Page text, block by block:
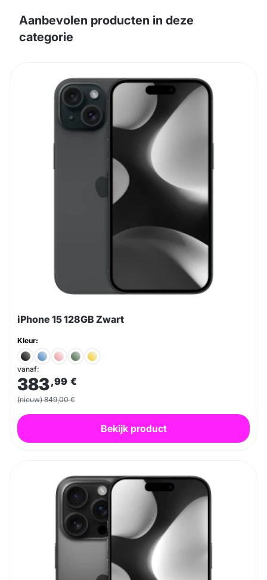
Aanbevolen producten in deze
categorie
iPhone 15 128GB Zwart
Kleur:
vanaf:
383,99 €
(nieuw) 849,00 €
Bekijk product